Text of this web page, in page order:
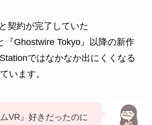
契約が完了していた
『Ghostwire Tokyo』以降の新作
ではなかなか出にくくなる
います。
ムVR』好きだったのに